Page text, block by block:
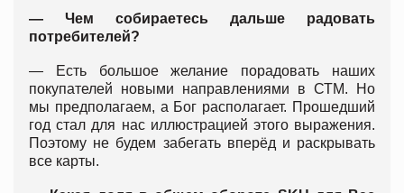
— Чем собираетесь дальше радовать
потребителей?
— Есть большое желание порадовать наших
покупателей новыми направлениями в СТМ. Но
мы предполагаем, а Бог располагает. Прошедший
год стал для нас иллюстрацией этого выражения.
Поэтому не будем забегать вперёд и раскрывать
все карты.